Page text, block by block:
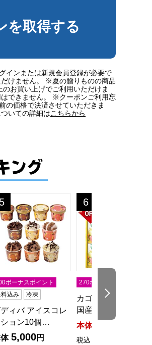
を取得する
インまたは新規会員登録が必要で
けません。 ※夏の贈りものの商品
お買い上げでご利用いただけま
できません。 ※クーポンご利用忘
の価格で決済させていただきま
いての詳細はこちらから
ング
元】[AS-3N]
の・お中元】[ATH-3]
エティギフト【夏の贈りもの・お中元
ディバ アイスコレクション10個入【夏
5
ボーナスポイント
込み
冷凍
ィバ アイスコレ
ション10個…
5,000円
カゴメ 野菜生活
6
位
270ボーナスポイント
カゴメ 野菜生活100
国産プレミア…
本体
税込
次の商品